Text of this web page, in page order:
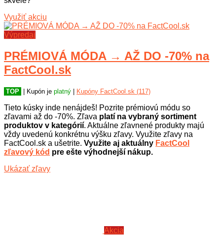
Využiť akciu
Výpredaj
PRÉMIOVÁ MÓDA → AŽ DO -70% na
FactCool.sk
TOP | Kupón je platný | Kupóny FactCool.sk (117)
Tieto kúsky inde nenájdeš! Pozrite prémiovú módu so
zľavami až do -70%. Zľava platí na vybraný sortiment
produktov v kategórií. Aktuálne zľavnené produkty majú
vždy uvedenú konkrétnu výšku zľavy. Využite zľavy na
FactCool.sk a ušetrite. Využite aj aktuálny FactCool
zľavový kód pre ešte výhodnejší nákup.
Ukázať zľavy
Akcia